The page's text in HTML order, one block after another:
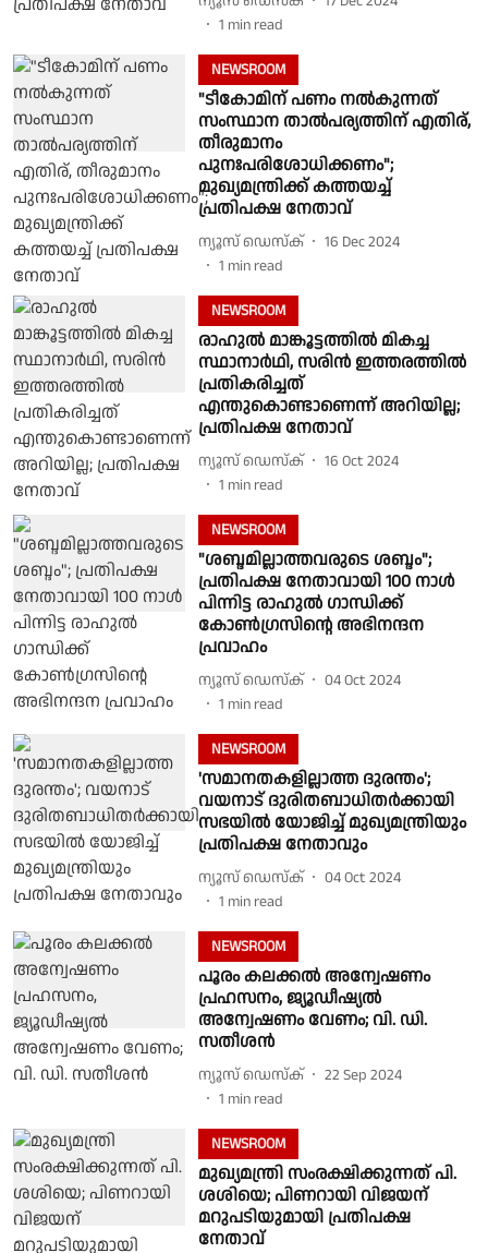
1 min read
NEWSROOM
"ടീകോമിന് പണം നല്‍കുന്നത്
സംസ്ഥാന താൽപര്യത്തിന് എതിര്,
തീരുമാനം
പുനഃപരിശോധിക്കണം";
മുഖ്യമന്ത്രിക്ക് കത്തയച്ച്
പ്രതിപക്ഷ നേതാവ്
ന്യൂസ് ഡെസ്ക്
16 Dec 2024
1 min read
NEWSROOM
രാഹുൽ മാങ്കൂട്ടത്തിൽ മികച്ച
സ്ഥാനാർഥി, സരിന്‍ ഇത്തരത്തിൽ
പ്രതികരിച്ചത്
എന്തുകൊണ്ടാണെന്ന് അറിയില്ല;
പ്രതിപക്ഷ നേതാവ്
ന്യൂസ് ഡെസ്ക്
16 Oct 2024
1 min read
NEWSROOM
"ശബ്ദമില്ലാത്തവരുടെ ശബ്ദം";
പ്രതിപക്ഷ നേതാവായി 100 നാൾ
പിന്നിട്ട രാഹുൽ ഗാന്ധിക്ക്
കോൺഗ്രസിൻ്റെ അഭിനന്ദന
പ്രവാഹം
ന്യൂസ് ഡെസ്ക്
04 Oct 2024
1 min read
NEWSROOM
'സമാനതകളില്ലാത്ത ദുരന്തം';
വയനാട് ദുരിതബാധിതർക്കായി
സഭയില്‍ യോജിച്ച് മുഖ്യമന്ത്രിയും
പ്രതിപക്ഷ നേതാവും
ന്യൂസ് ഡെസ്ക്
04 Oct 2024
1 min read
NEWSROOM
പൂരം കലക്കൽ അന്വേഷണം
പ്രഹസനം, ജ്യൂഡീഷ്യൽ
അന്വേഷണം വേണം; വി. ഡി.
സതീശൻ
ന്യൂസ് ഡെസ്ക്
22 Sep 2024
1 min read
NEWSROOM
മുഖ്യമന്ത്രി സംരക്ഷിക്കുന്നത് പി.
ശശിയെ; പിണറായി വിജയന്
മറുപടിയുമായി പ്രതിപക്ഷ
നേതാവ്